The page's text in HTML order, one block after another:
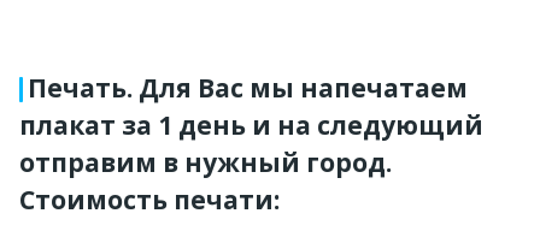
Печать. Для Вас мы напечатаем
плакат за 1 день и на следующий
отправим в нужный город.
Стоимость печати: